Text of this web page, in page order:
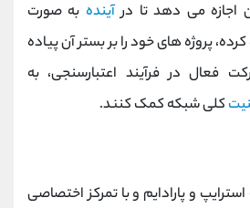
اجازه می ‌دهد تا درآینده به ‌صورت
پروژه ‌های خود را بر بستر آن پیاده
فعال در فرآیند اعتبارسنجی، به
کلی شبکه کمک کنند.
و پارادایم و با تمرکز اختصاصی